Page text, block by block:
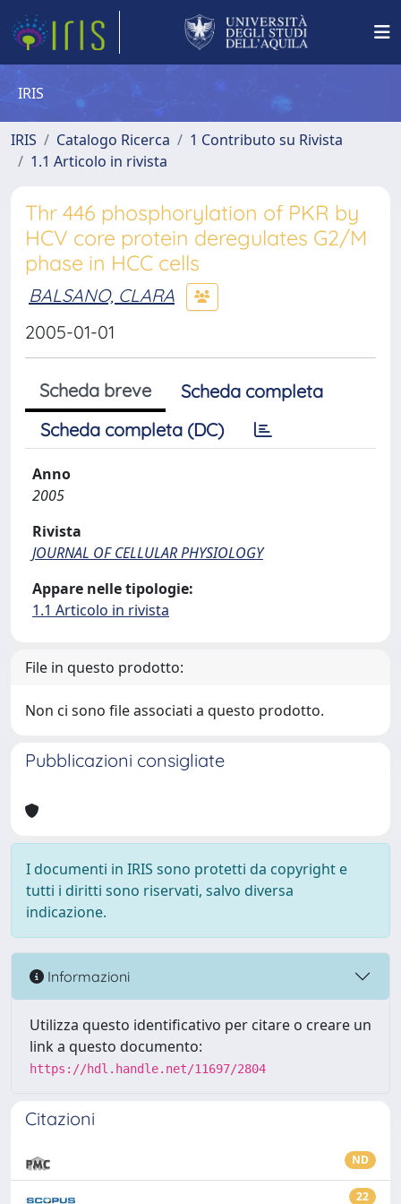
IRIS
IRIS Catalogo Ricerca
1 Contributo su Rivista
1.1 Articolo in rivista
Thr 446 phosphorylation of PKR by
HCV core protein deregulates G2/M
phase in HCC cells
BALSANO, CLARA
2005-01-01
Scheda breve
Scheda completa
Scheda completa (DC)
Anno
2005
Rivista
JOURNAL OF CELLULAR PHYSIOLOGY
Appare nelle tipologie:
1.1 Articolo in rivista
File in questo prodotto:
Non ci sono file associati a questo prodotto.
Pubblicazioni consigliate
I documenti in IRIS sono protetti da copyright e
tutti i diritti sono riservati, salvo diversa
indicazione.
Informazioni
Utilizza questo identificativo per citare o creare un
link a questo documento:
https://hdl.handle.net/11697/2804
Citazioni
ND
22